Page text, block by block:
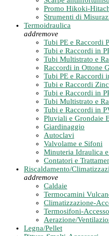
Promo Hikoki-
Strumenti di
Termoidraulica
addremove
Tubi PE e Raccordi
Tubi e Raccordi in
Tubi Multistrato e
Raccordi in Ottone
Tubi PE e Raccordi
Tubi e Raccordi
Tubi e Raccordi in
Tubi Multistrato e
Tubi e Raccordi in
Pluviali e Grondaie
Giardinaggio
Autoclavi
Valvolame e Sifoni
Minuteria Idraulica
Contatori e
Riscaldamento/
addremove
Caldaie
Termocamini
Climatizzazione-
Termosifoni-
Aerazione/
Legna/Pellet